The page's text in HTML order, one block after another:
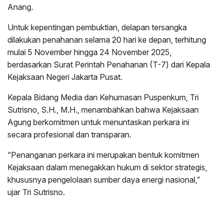
Anang.
Untuk kepentingan pembuktian, delapan tersangka
dilakukan penahanan selama 20 hari ke depan, terhitung
mulai 5 November hingga 24 November 2025,
berdasarkan Surat Perintah Penahanan (T-7) dari Kepala
Kejaksaan Negeri Jakarta Pusat.
Kepala Bidang Media dan Kehumasan Puspenkum, Tri
Sutrisno, S.H., M.H., menambahkan bahwa Kejaksaan
Agung berkomitmen untuk menuntaskan perkara ini
secara profesional dan transparan.
“Penanganan perkara ini merupakan bentuk komitmen
Kejaksaan dalam menegakkan hukum di sektor strategis,
khususnya pengelolaan sumber daya energi nasional,”
ujar Tri Sutrisno.